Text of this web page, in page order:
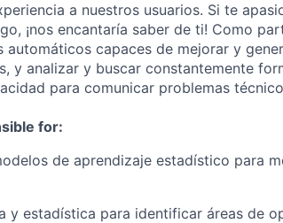
a nuestros usuarios. Si te
¡nos encantaría saber de ti! Como
capaces de mejorar y
y analizar y buscar constantemente
para comunicar problemas
for:
de aprendizaje estadístico para
y estadística para identificar áreas de